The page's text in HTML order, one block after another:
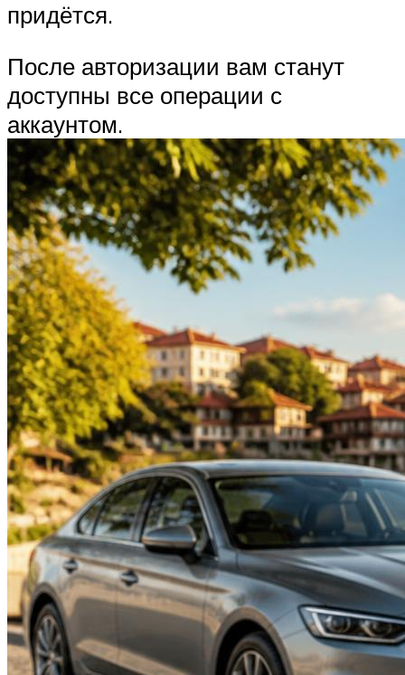
придётся.
После авторизации вам станут
доступны все операции с
аккаунтом.